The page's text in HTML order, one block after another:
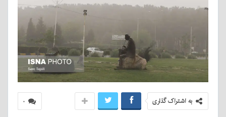
۰ به اشتراک گذاری